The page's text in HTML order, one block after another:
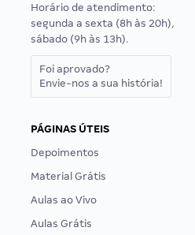
Horário de atendimento:
segunda a sexta (8h às 20h),
sábado (9h às 13h).
Foi aprovado?
Envie-nos a sua história!
PÁGINAS ÚTEIS
Depoimentos
Material Grátis
Aulas ao Vivo
Aulas Grátis